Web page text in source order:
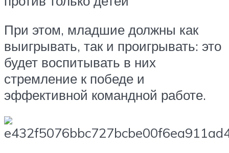
При этом, младшие должны как
выигрывать, так и проигрывать: это
будет воспитывать в них
стремление к победе и
эффективной командной работе.